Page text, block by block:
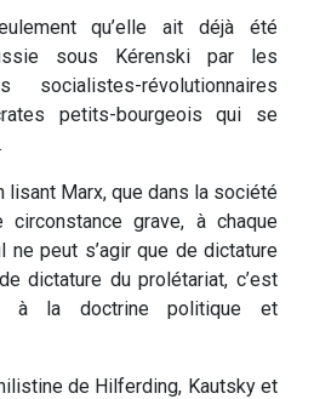
qu’elle ait déjà été
sous Kérenski par les
révolutionnaires
petits-bourgeois qui se
lisant Marx, que dans la société
circonstance grave, à chaque
peut s’agir que de dictature
dictature du prolétariat, c’est
à la doctrine politique et
de Hilferding, Kautsky et